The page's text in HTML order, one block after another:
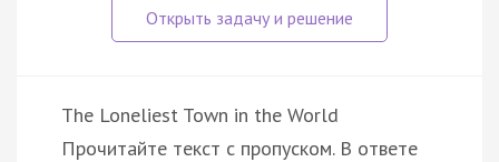
The Loneliest Town in the World
Прочитайте текст с пропуском. В ответе